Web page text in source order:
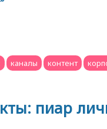
каналы контент
пиар